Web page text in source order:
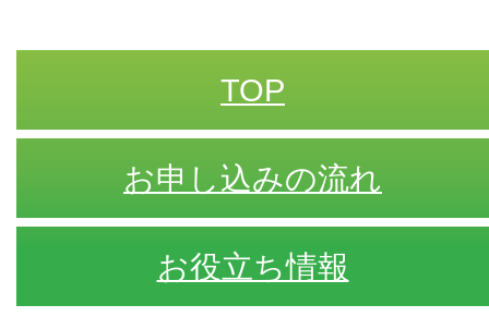
TOP
お申し込みの流れ
お役立ち情報